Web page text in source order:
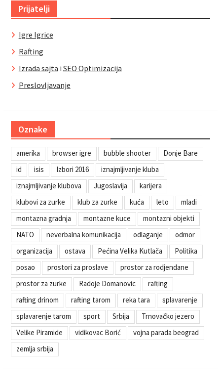
Prijatelji
Igre Igrice
Rafting
Izrada sajta i SEO Optimizacija
Preslovljavanje
Oznake
amerika browser igre bubble shooter
Donje Bare
id
isis Izbori 2016
iznajmljivanje kluba
iznajmljivanje klubova
Jugoslavija
karijera
klubovi za zurke
klub za zurke kuća leto
mladi
montazna gradnja
montazne kuce
montazni objekti
NATO
neverbalna komunikacija odlaganje
odmor
organizacija
ostava Pećina Velika Kutlača
Politika
posao
prostori za proslave
prostor za rodjendane
prostor za zurke
Radoje Domanovic
rafting
rafting drinom
rafting tarom reka tara
splavarenje
splavarenje tarom
sport Srbija
Trnovačko jezero
Velike Piramide
vidikovac Borić
vojna parada beograd
zemlja srbija